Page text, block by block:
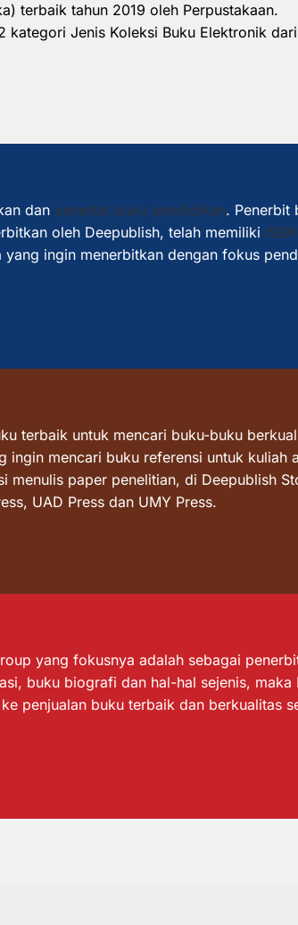
terbaik tahun 2019 oleh Perpustakaan.
Jenis Koleksi Buku Elektronik
dan penerbit buku pendidikan. Penerbit
oleh Deepublish, telah memiliki ISBN
ingin menerbitkan dengan fokus
terbaik untuk mencari buku-buku
mencari buku referensi untuk kuliah
paper penelitian, di Deepublish
UAD Press dan UMY Press.
yang fokusnya adalah sebagai
buku biografi dan hal-hal sejenis, maka
penjualan buku terbaik dan berkualitas